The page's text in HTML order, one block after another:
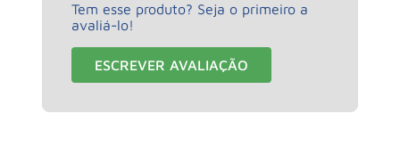
Tem esse produto? Seja o primeiro a
avaliá-lo!
ESCREVER AVALIAÇÃO